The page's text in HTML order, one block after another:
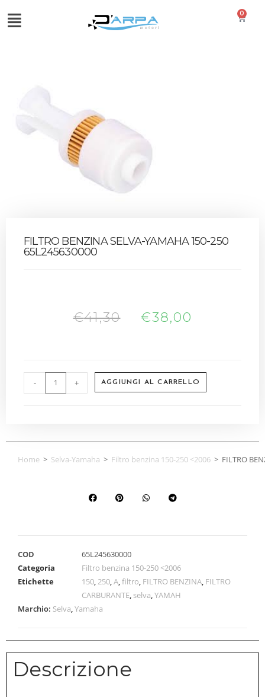
0
FILTRO BENZINA SELVA-YAMAHA 150-250
65L245630000
€41,30 €38,00
- + AGGIUNGI AL CARRELLO
Home > Selva-Yamaha > Filtro benzina 150-250 <2006 > FILTRO
COD
65L245630000
Categoria
Filtro benzina 150-250 <2006
Etichette
150,250,A,filtro, FILTRO BENZINA, FILTRO
CARBURANTE, selva,YAMAH
Marchio: Selva,Yamaha
Descrizione